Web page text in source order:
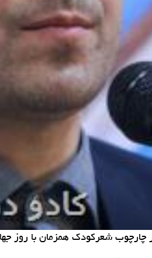
چارچوب شعركودك همزمان با روز